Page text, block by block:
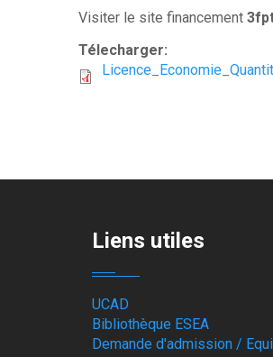
Visiter le site financement
Télecharger:
Liens utiles
UCAD
Bibliothèque ESEA
Demande d'admission /